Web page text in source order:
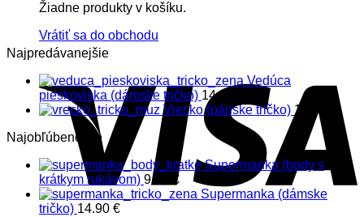
Žiadne produkty v košíku.
Vrátiť sa do obchodu
Najpredávanejšie
Vedúca
pieskoviska (dámske tričko) 14.90
Vrecko (pánske tričko) 14.90
Najobľúbenejšie
Supermanka (body s
krátkym rukávom) 9.90
€
Supermanka (dámske
tričko) 14.90 €